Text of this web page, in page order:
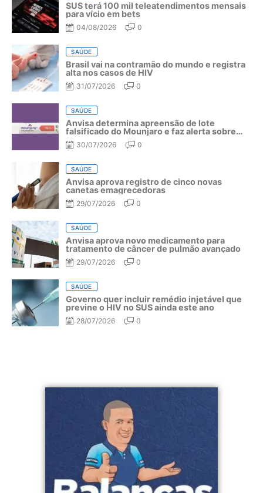
SUS terá 100 mil teleatendimentos mensais
para vício em bets
04/08/2026 0
SAÚDE
Brasil vai na contramão do mundo e registra
alta nos casos de HIV
31/07/2026 0
SAÚDE
Anvisa determina apreensão de lote
falsificado do Mounjaro e faz alerta sobre
riscos do medicamento
30/07/2026 0
SAÚDE
Anvisa aprova registro de cinco novas
canetas emagrecedoras
29/07/2026 0
SAÚDE
Anvisa aprova novo medicamento para
tratamento de câncer de pulmão avançado
29/07/2026 0
SAÚDE
Governo quer incluir remédio injetável que
previne o HIV no SUS ainda este ano
28/07/2026 0